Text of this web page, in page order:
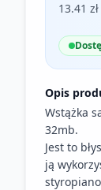
13.41
Opis
Wstążka
32mb.
Jest to
ją